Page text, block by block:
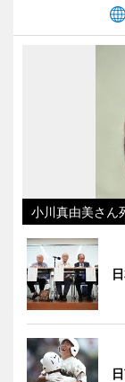
小川真由美さん